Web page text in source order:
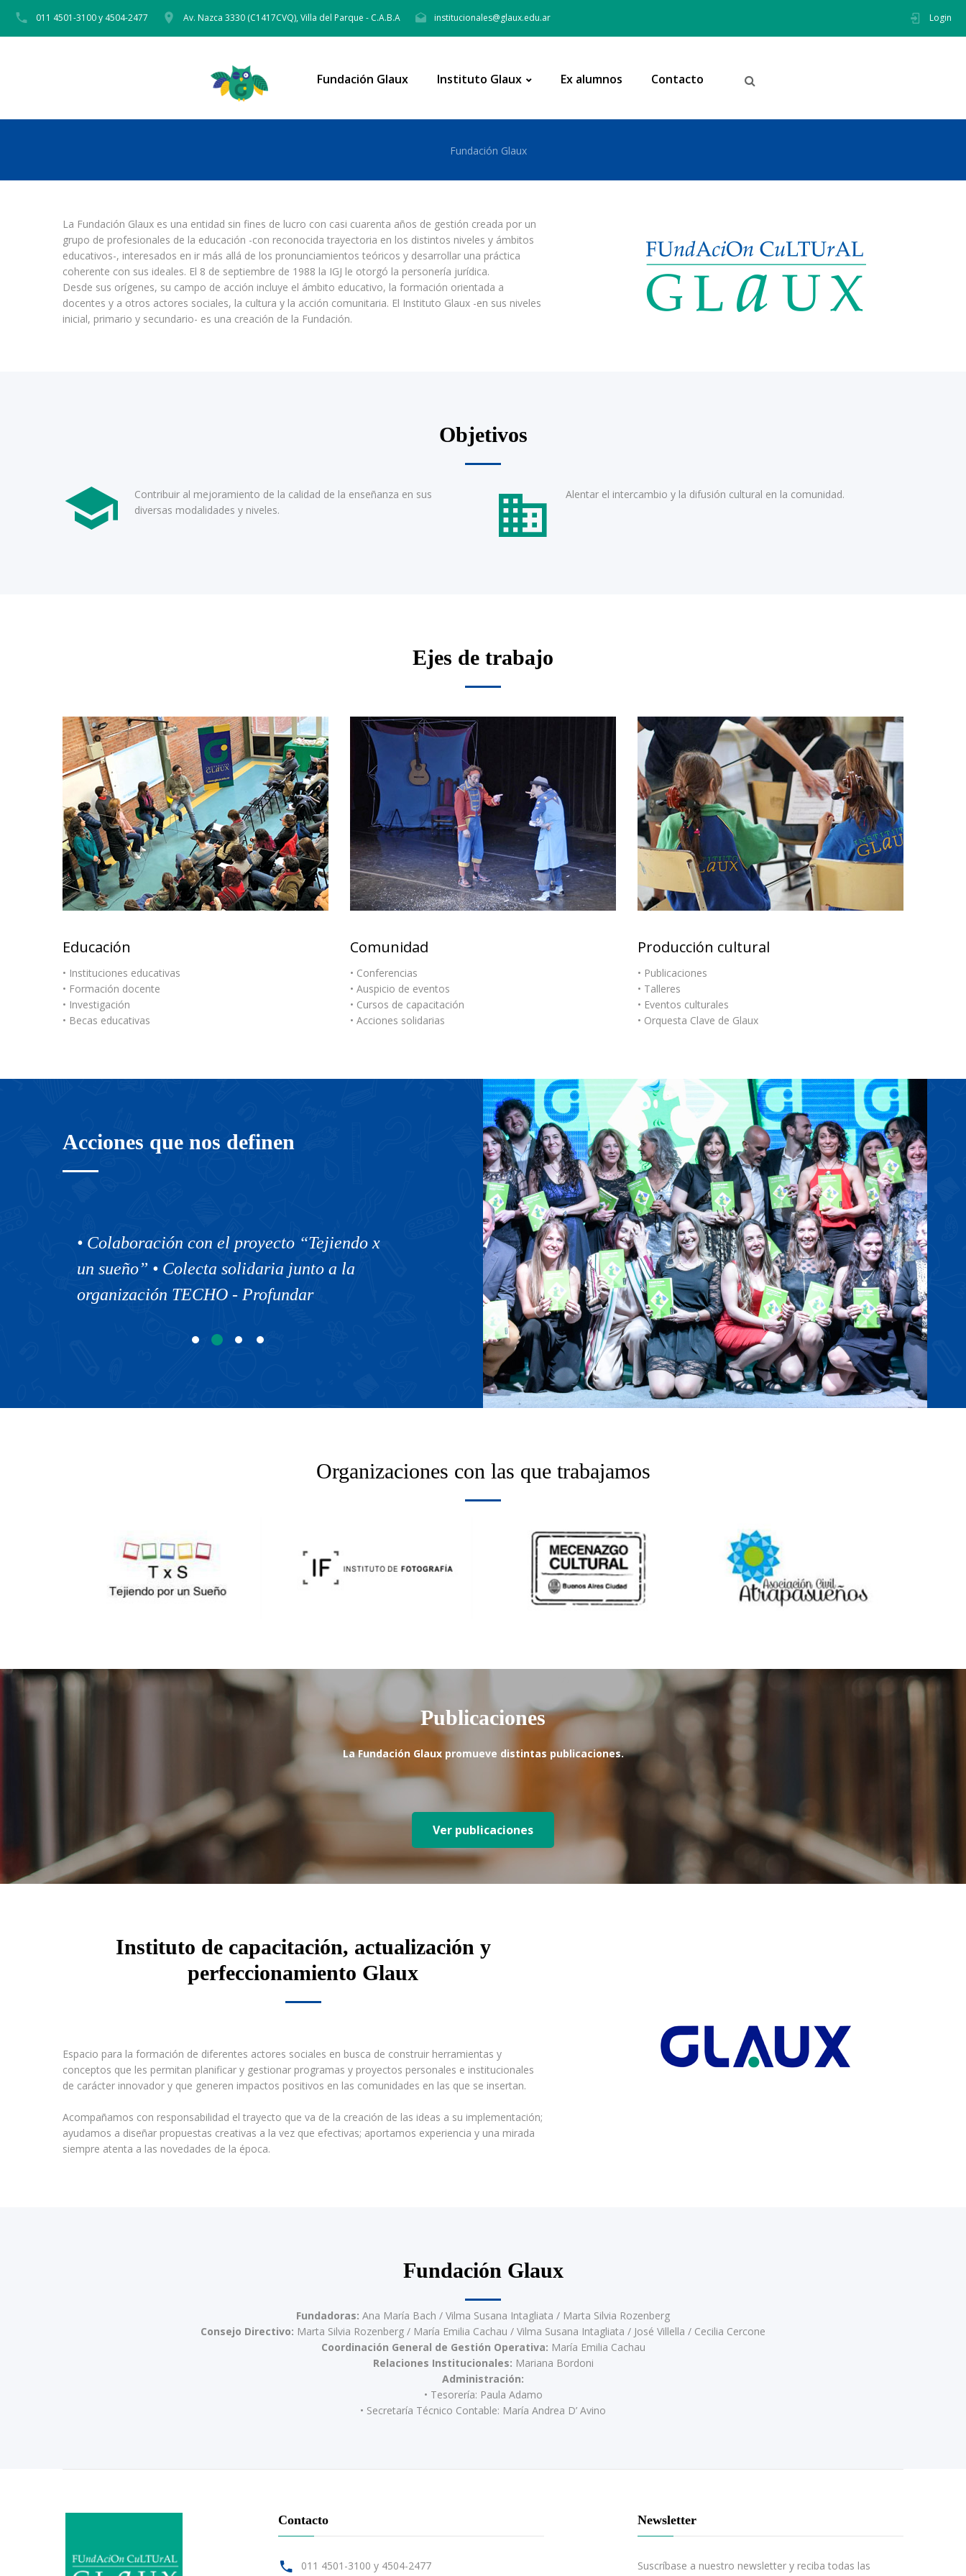
011 4501-3100 y 4504-2477 Av. Nazca 3330 (C1417CVQ), Villa del Parque - C.A.B.A institucionales@glaux.edu.ar Login
Fundación Glaux Instituto Glaux Ex alumnos Contacto
Fundación Glaux
La Fundación Glaux es una entidad sin fines de lucro con casi cuarenta años de gestión creada por un
grupo de profesionales de la educación -con reconocida trayectoria en los distintos niveles y ámbitos
educativos-, interesados en ir más allá de los pronunciamientos teóricos y desarrollar una práctica
coherente con sus ideales. El 8 de septiembre de 1988 la IGJ le otorgó la personería jurídica.
Desde sus orígenes, su campo de acción incluye el ámbito educativo, la formación orientada a
docentes y a otros actores sociales, la cultura y la acción comunitaria. El Instituto Glaux -en sus niveles
inicial, primario y secundario- es una creación de la Fundación.
Objetivos
Contribuir al mejoramiento de la calidad de la enseñanza en sus
diversas modalidades y niveles.
Alentar el intercambio y la difusión cultural en la comunidad.
Ejes de trabajo
Educación
• Instituciones educativas
• Formación docente
• Investigación
• Becas educativas
Comunidad
• Conferencias
• Auspicio de eventos
• Cursos de capacitación
• Acciones solidarias
Producción cultural
• Publicaciones
• Talleres
• Eventos culturales
• Orquesta Clave de Glaux
Acciones que nos definen
• Colaboración con el proyecto “Tejiendo x
un sueño” • Colecta solidaria junto a la
organización TECHO - Profundar
• Talleres culturales Glaux - Muestra de arte
“Andariegas” • Orquesta Clave de Glaux •
Peñas - Coros - Conciertos
• Publicación de los libros Lo
escuela. Una construcción sin
Ficciones Glaux; Planeta
Organizaciones con las que trabajamos
Publicaciones
La Fundación Glaux promueve distintas publicaciones.
Ver publicaciones
Instituto de capacitación, actualización y
perfeccionamiento Glaux
Espacio para la formación de diferentes actores sociales en busca de construir herramientas y
conceptos que les permitan planificar y gestionar programas y proyectos personales e institucionales
de carácter innovador y que generen impactos positivos en las comunidades en las que se insertan.
Acompañamos con responsabilidad el trayecto que va de la creación de las ideas a su implementación;
ayudamos a diseñar propuestas creativas a la vez que efectivas; aportamos experiencia y una mirada
siempre atenta a las novedades de la época.
Fundación Glaux
Fundadoras: Ana María Bach / Vilma Susana Intagliata / Marta Silvia Rozenberg
Consejo Directivo: Marta Silvia Rozenberg / María Emilia Cachau / Vilma Susana Intagliata / José Villella / Cecilia Cercone
Coordinación General de Gestión Operativa: María Emilia Cachau
Relaciones Institucionales: Mariana Bordoni
Administración:
• Tesorería: Paula Adamo
• Secretaría Técnico Contable: María Andrea D’ Avino
Contacto
011 4501-3100 y 4504-2477
Newsletter
Suscríbase a nuestro newsletter y reciba todas las